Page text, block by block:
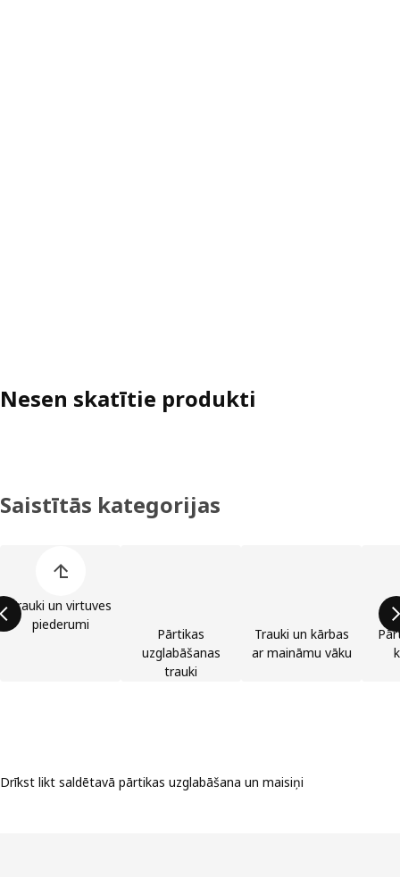
Nesen skatītie produkti
Saistītās kategorijas
Trauki un virtuves
piederumi
Pārtikas
uzglabāšanas
trauki
Trauki un kārbas
ar maināmu vāku
Drīkst likt saldētavā pārtikas uzglabāšana un maisiņi